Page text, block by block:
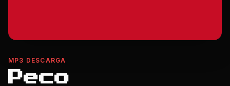
MP3 DESCARGA
Peco